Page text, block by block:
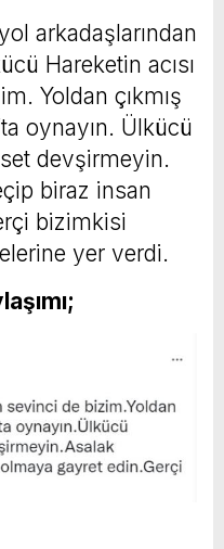
arkadaşlarından
Hareketin acısı
Yoldan çıkmış
oynayın. Ülkücü
devşirmeyin.
biraz insan
bizimkisi
yer verdi.